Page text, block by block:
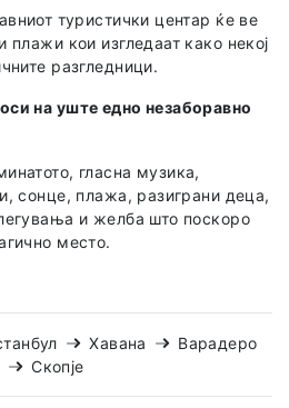
туристички центар ќе ве
плажи кои изгледаат како некој
разгледници.
на уште едно незаборавно
гласна музика,
сонце, плажа, разиграни деца,
и желба што поскоро
место.
Хавана
Варадеро
Скопје